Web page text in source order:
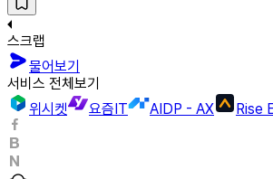
스크랩
물어보기
서비스 전체보기
위시켓
요즘IT AIDP - AX Rise